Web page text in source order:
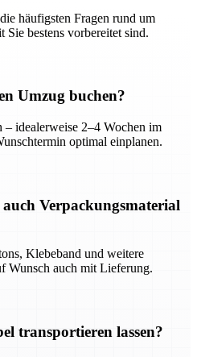
häufigsten Fragen rund um
Sie bestens vorbereitet sind.
Umzug buchen?
idealerweise 2–4 Wochen im
optimal einplanen.
Verpackungsmaterial
Klebeband und weitere
Wunsch auch mit Lieferung.
transportieren lassen?